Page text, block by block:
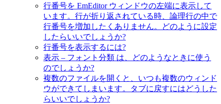
行番号を EmEditor ウィンドウの左端に表示して
います。行が折り返されている時、論理行の中で
行番号を増加したくありません。どのように設定
したらいいでしょうか?
行番号を表示するには?
表示 – フォント分類 は、どのようなときに使う
のでしょうか?
複数のファイルを開くと、いつも複数のウィンド
ウができてしまいます。タブに戻すにはどうした
らいいでしょうか?